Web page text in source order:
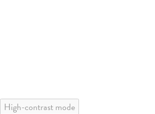
High-contrast mode